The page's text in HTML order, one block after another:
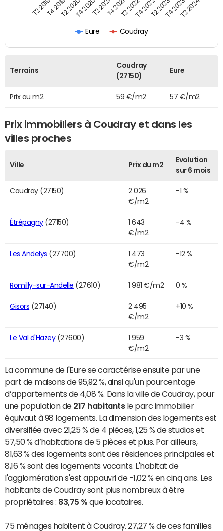
Eure Coudray
T2 2019T4 2019T2 2020T4 2020T2 2021T4 2021T2 2022T4 2022T2 2023T4 2023T2 2024
Terrains
Coudray
(27150)
Eure
Prix au m2 59 €/m2 57 €/m2
Prix immobiliers à Coudray et dans les
villes proches
Ville Prix du m2
Evolution
sur 6 mois
Coudray (27150)
2 026
€/m2
-1 %
Étrépagny(27150)
1 643
€/m2
-4 %
Les Andelys (27700)
1 473
€/m2
-12 %
Romilly-sur-Andelle (27610) 1 981 €/m2 0 %
Gisors (27140)
2 495
€/m2
+10 %
Le Val d'Hazey(27600)
1 959
€/m2
-3 %
La commune de l'Eure se caractérise ensuite par une
part de maisons de 95,92 %, ainsi qu'un pourcentage
d’appartements de 4,08 %. Dans la ville de Coudray, pour
une population de 217 habitantsle parc immobilier
équivaut à 98 logements. La dimension des logements est
diversifiée avec 21,25 % de 4 pièces, 1,25 % de studios et
57,50 % d’habitations de 5 pièces et plus. Par ailleurs,
81,63 % des logements sont des résidences principales et
8,16 % sont des logements vacants. L'habitat de
l'agglomération s'est appauvri de -1,02 % en cinq ans. Les
habitants de Coudray sont plus nombreux à être
propriétaires : 83,75 % que locataires.
75 ménages habitent à Coudray. 27,27 % de ces familles